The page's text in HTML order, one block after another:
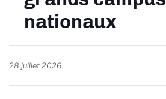
nationaux
28 juillet 2026